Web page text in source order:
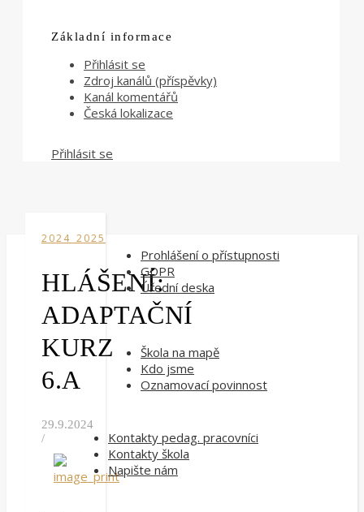
Základní informace
Přihlásit se
Zdroj kanálů (příspěvky)
Kanál komentářů
Česká lokalizace
Přihlásit se
2024_2025
HLÁŠENÍ:
ADAPTAČNÍ
KURZ
6.A
29.9.2024
/
Prohlášení o přístupnosti
GDPR
Úřední deska
Škola na mapě
Kdo jsme
Oznamovací povinnost
Kontakty pedag. pracovníci
Kontakty škola
Napište nám